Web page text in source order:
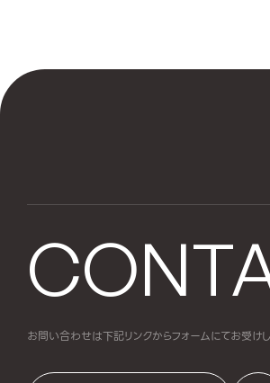
お問い合わせは下記リンクからフォームにてお受け